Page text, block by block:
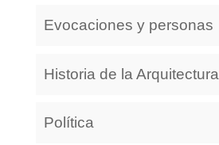
Evocaciones y personas
Historia de la Arquitectura
Política